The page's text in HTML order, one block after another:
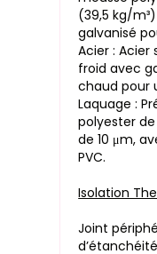
(39,5 kg/
galvanisé
Acier : Acier
froid avec
chaud pour
Laquage :
polyester
de 10 μm,
PVC.
Isolation
Joint